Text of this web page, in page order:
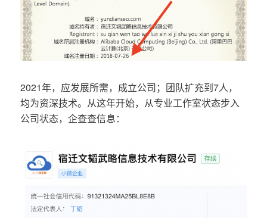
2021年，应发展所需，成立公司；团队扩充到7人，
均为资深技术。从这年开始，从专业工作室状态步入
公司状态，企查查信息：